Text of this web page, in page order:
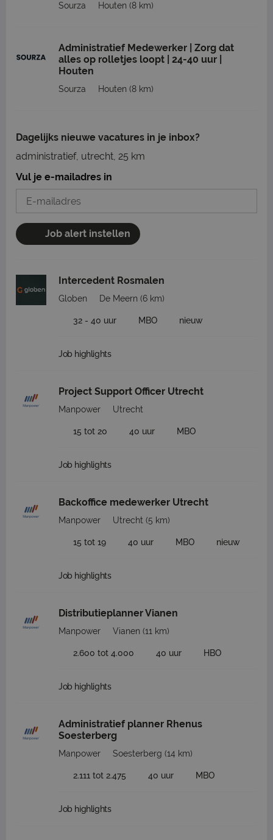
Sourza Houten (8 km)
Administratief Medewerker | Zorg dat
alles op rolletjes loopt | 24-40 uur |
Houten
Sourza Houten (8 km)
Dagelijks nieuwe vacatures in je inbox?
administratief, utrecht, 25 km
Vul je e-mailadres in
Job alert instellen
Intercedent Rosmalen
Globen De Meern (6 km)
32 - 40 uur MBO nieuw
Job highlights
Project Support Officer Utrecht
Manpower Utrecht
15 tot 20 40 uur MBO
Job highlights
Backoffice medewerker Utrecht
Manpower Utrecht (5 km)
15 tot 19 40 uur MBO nieuw
Job highlights
Distributieplanner Vianen
Manpower Vianen (11 km)
2.600 tot 4.000 40 uur HBO
Job highlights
Administratief planner Rhenus
Soesterberg
Manpower Soesterberg (14 km)
2.111 tot 2.475 40 uur MBO
Job highlights